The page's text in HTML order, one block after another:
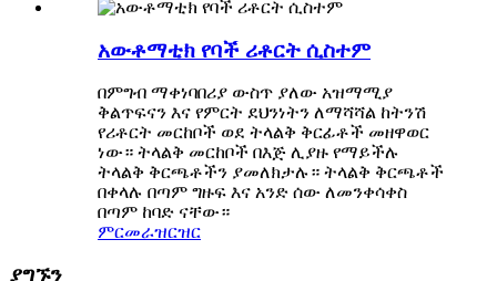
አውቶማቲክ የባች ሪቶርት ሲስተም
በምግብ ማቀነባበሪያ ውስጥ ያለው አዝማሚያ
ቅልጥፍናን እና የምርት ደህንነትን ለማሻሻል ከትንሽ
የሪቶርት መርከቦች ወደ ትላልቅ ቅርፊቶች መዘዋወር
ነው። ትላልቅ መርከቦች በእጅ ሊያዙ የማይችሉ
ትላልቅ ቅርጫቶችን ያመለክታሉ። ትላልቅ ቅርጫቶች
በቀላሉ በጣም ግዙፍ እና አንድ ሰው ለመንቀሳቀስ
በጣም ከባድ ናቸው።
ምርመራዝርዝር
ያግኙን